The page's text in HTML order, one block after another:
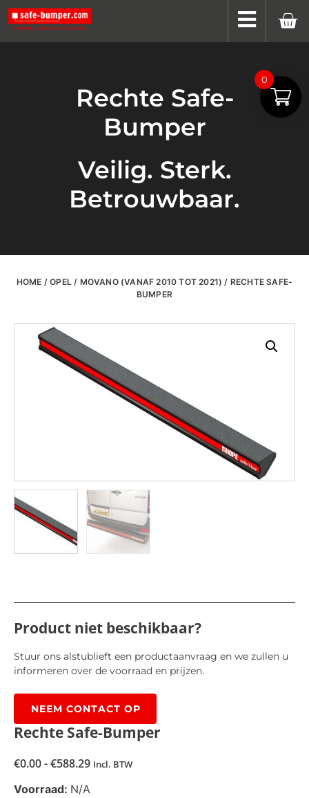
Rechte Safe-
Bumper
Veilig. Sterk.
Betrouwbaar.
HOME /OPEL / MOVANO (VANAF 2010 TOT 2021) / RECHTE SAFE-
BUMPER
Product niet beschikbaar?
Stuur ons alstublieft een productaanvraag en we zullen u
informeren over de voorraad en prijzen.
NEEM CONTACT OP
Rechte Safe-Bumper
€0.00-€588.29 Incl. BTW
Voorraad: N/A
0